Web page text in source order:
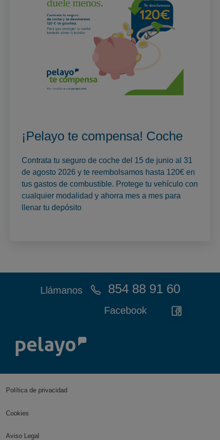
¡Pelayo te compensa! Coche
Contrata tu seguro de coche del 15 de junio al 31
de agosto 2026 y te reembolsamos hasta 120€ en
tus gastos de combustible. Protege tu vehículo con
cualquier modalidad y ahorra mes a mes para
llenar tu depósito
Llámanos 854 88 91 60
Facebook
Política de privacidad
Cookies
Aviso Legal